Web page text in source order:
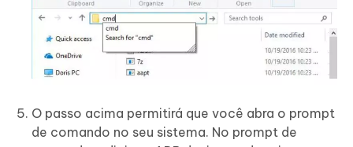
O passo acima permitirá que você abra o prompt
de comando no seu sistema. No prompt de